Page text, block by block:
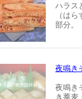
ハラス
（は
部分。
夜鳴き
夜鳴き
き蕎麦